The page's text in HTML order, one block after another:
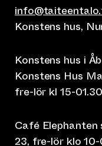
Konstens hus,
Konstens hus i
Konstens Hus
fre-lör kl 15-01.30
Café
23, fre-lör klo